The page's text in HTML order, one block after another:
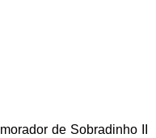
de Sobradinho II